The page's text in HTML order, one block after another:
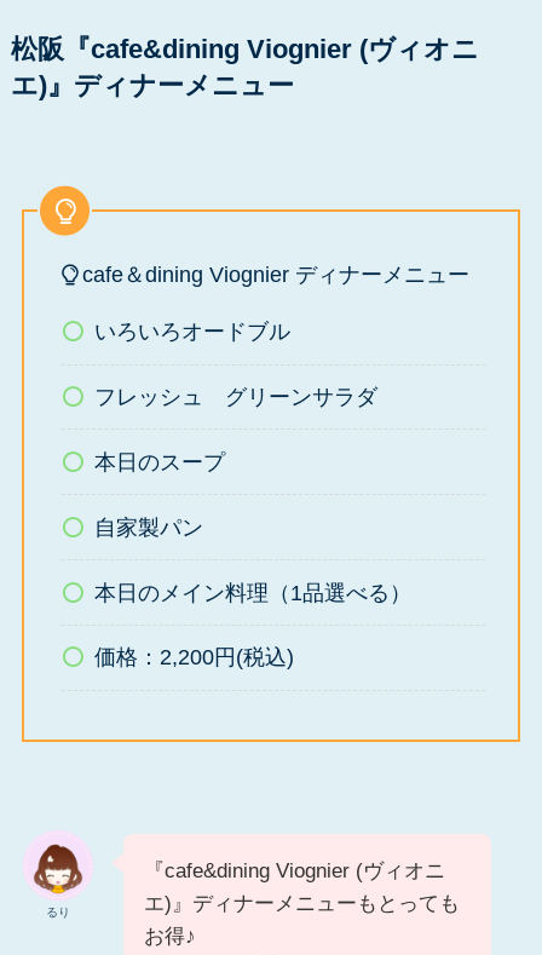
松阪『cafe&dining Viognier (ヴィオニ
エ)』ディナーメニュー
cafe＆dining Viognier ディナーメニュー
いろいろオードブル
フレッシュ グリーンサラダ
本日のスープ
自家製パン
本日のメイン料理（1品選べる）
価格：2,200円(税込)
るり
『cafe&dining Viognier (ヴィオニ
エ)』ディナーメニューもとっても
お得♪